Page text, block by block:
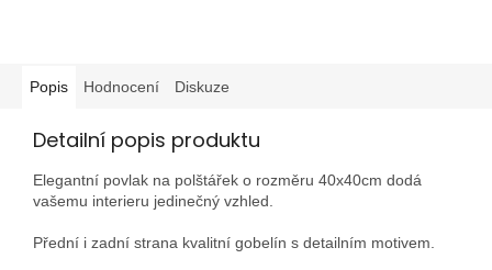
Popis Hodnocení Diskuze
Detailní popis produktu
Elegantní povlak na polštářek o rozměru 40x40cm dodá
vašemu interieru jedinečný vzhled.
Přední i zadní strana kvalitní gobelín s detailním motivem.